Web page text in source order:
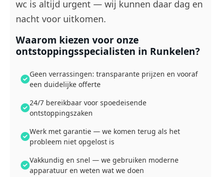
wc is altijd urgent — wij kunnen daar dag en
nacht voor uitkomen.
Waarom kiezen voor onze
ontstoppingsspecialisten in Runkelen?
Geen verrassingen: transparante prijzen en vooraf
een duidelijke offerte
24/7 bereikbaar voor spoedeisende
ontstoppingszaken
Werk met garantie — we komen terug als het
probleem niet opgelost is
Vakkundig en snel — we gebruiken moderne
apparatuur en weten wat we doen